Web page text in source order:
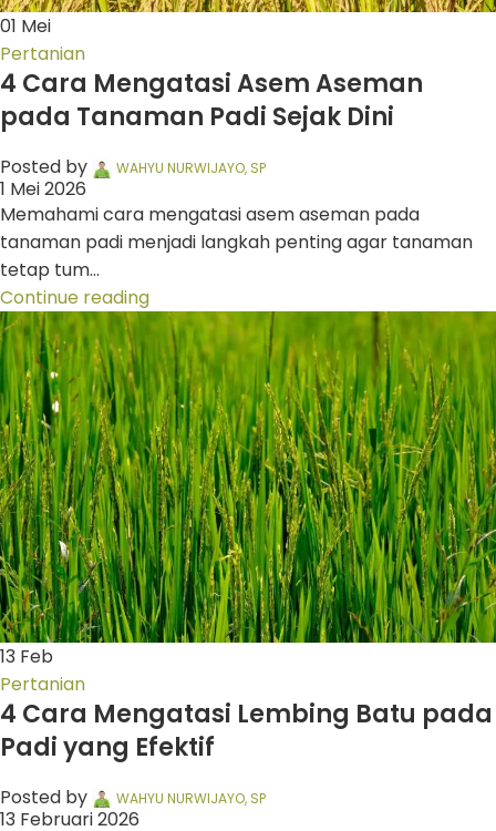
01 Mei
Pertanian
4 Cara Mengatasi Asem Aseman
pada Tanaman Padi Sejak Dini
Posted by WAHYU NURWIJAYO, SP
1 Mei 2026
Memahami cara mengatasi asem aseman pada
tanaman padi menjadi langkah penting agar tanaman
tetap tum...
Continue reading
13 Feb
Pertanian
4 Cara Mengatasi Lembing Batu pada
Padi yang Efektif
Posted by WAHYU NURWIJAYO, SP
13 Februari 2026